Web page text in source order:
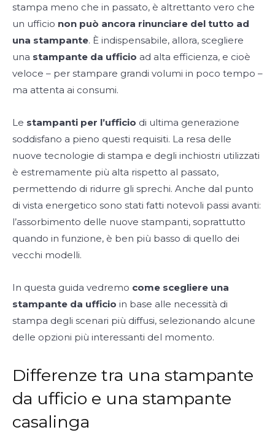
stampa meno che in passato, è altrettanto vero che
un ufficio non può ancora rinunciare del tutto ad
una stampante. È indispensabile, allora, scegliere
una stampante da ufficio ad alta efficienza, e cioè
veloce – per stampare grandi volumi in poco tempo –
ma attenta ai consumi.
Le stampanti per l’ufficio di ultima generazione
soddisfano a pieno questi requisiti. La resa delle
nuove tecnologie di stampa e degli inchiostri utilizzati
è estremamente più alta rispetto al passato,
permettendo di ridurre gli sprechi. Anche dal punto
di vista energetico sono stati fatti notevoli passi avanti:
l’assorbimento delle nuove stampanti, soprattutto
quando in funzione, è ben più basso di quello dei
vecchi modelli.
In questa guida vedremo come scegliere una
stampante da ufficio in base alle necessità di
stampa degli scenari più diffusi, selezionando alcune
delle opzioni più interessanti del momento.
Differenze tra una stampante
da ufficio e una stampante
casalinga